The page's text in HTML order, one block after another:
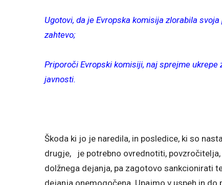
Ugotovi, da je Evropska komisija zlorabila
zahtevo;
Priporoči Evropski komisiji, naj sprejme
javnosti.
Škoda ki jo je naredila, in posledice, ki so
drugje, je potrebno ovrednotiti,
dolžnega dejanja, pa zagotovo sankcionirati
dejanja onemogočena. Upajmo v uspeh in do